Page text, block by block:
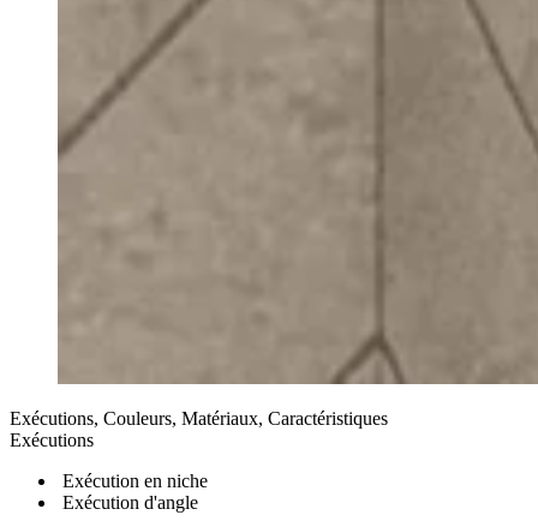
Exécutions, Couleurs, Matériaux, Caractéristiques
Exécutions
Exécution en niche
Exécution d'angle